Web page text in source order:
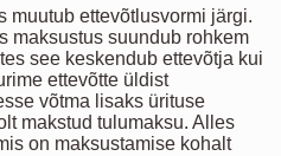
muutub ettevõtlusvormi järgi.
maksustus suundub rohkem
see keskendub ettevõtja kui
ettevõtte üldist
võtma lisaks ürituse
makstud tulumaksu. Alles
on maksustamise kohalt